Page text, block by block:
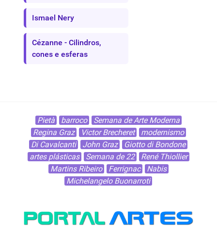
Ismael Nery
Cézanne - Cilindros,
cones e esferas
Pietà barroco
Semana de Arte Moderna
Regina Graz
Victor Brecheret
modernismo
Di Cavalcanti
John Graz
Giotto di Bondone
artes plásticas
Semana de 22
René Thiollier
Martins Ribeiro
Ferrignac
Nabis
Michelangelo Buonarroti